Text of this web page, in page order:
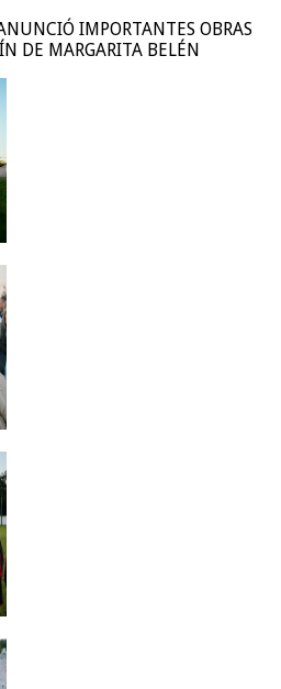
IMPORTANTES OBRAS
DE MARGARITA BELÉN